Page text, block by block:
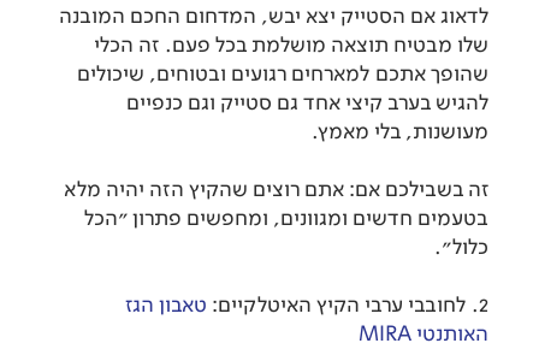
לדאוג אם הסטייק יצא יבש, המדחום החכם המובנה
שלו מבטיח תוצאה מושלמת בכל פעם. זה הכלי
שהופך אתכם למארחים רגועים ובטוחים, שיכולים
להגיש בערב קיצי אחד גם סטייק וגם כנפיים
מעושנות, בלי מאמץ.
זה בשבילכם אם: אתם רוצים שהקיץ הזה יהיה מלא
בטעמים חדשים ומגוונים, ומחפשים פתרון "הכל
כלול".
2. לחובבי ערבי הקיץ האיטלקיים:
טאבון הגז
האותנטי MIRA